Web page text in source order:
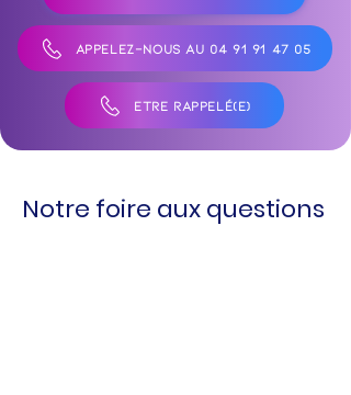
APPELEZ-NOUS AU 04 91 91 47 05
ÊTRE RAPPELÉ(E)
Notre foire aux questions